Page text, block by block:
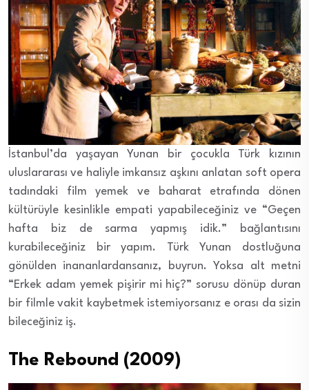
İstanbul’da yaşayan Yunan bir çocukla Türk kızının
uluslararası ve haliyle imkansız aşkını anlatan soft opera
tadındaki film yemek ve baharat etrafında dönen
kültürüyle kesinlikle empati yapabileceğiniz ve “Geçen
hafta biz de sarma yapmış idik.” bağlantısını
kurabileceğiniz bir yapım. Türk Yunan dostluğuna
gönülden inananlardansanız, buyrun. Yoksa alt metni
“Erkek adam yemek pişirir mi hiç?” sorusu dönüp duran
bir filmle vakit kaybetmek istemiyorsanız e orası da sizin
bileceğiniz iş.
The Rebound (2009)